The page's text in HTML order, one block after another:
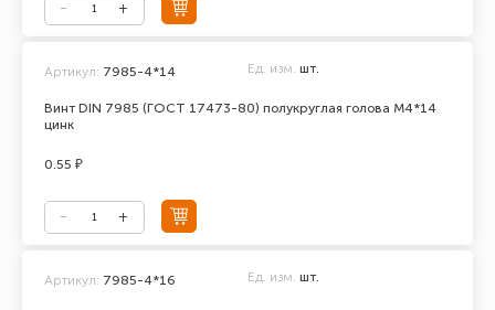
Винт DIN 7985 (ГОСТ 17473-80) полукруглая голова М4*14
цинк
Артикул: 7985-4*14 Ед. изм. шт.
0.55 ₽
Артикул: 7985-4*16 Ед. изм. шт.